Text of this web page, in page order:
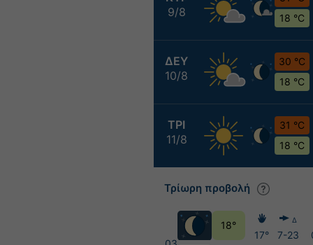
9/8
18 °C
ΔΕΥ
10/8
30 °C
18 °C
ΤΡΙ
11/8
31 °C
18 °C
Τρίωρη προβολή
18°
17°
Δ
7-23